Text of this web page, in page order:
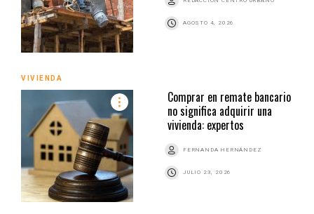
AGOSTO 4, 2026
VIVIENDA
Comprar en remate bancario
no significa adquirir una
vivienda: expertos
FERNANDA HERNÁNDEZ
JULIO 23, 2026